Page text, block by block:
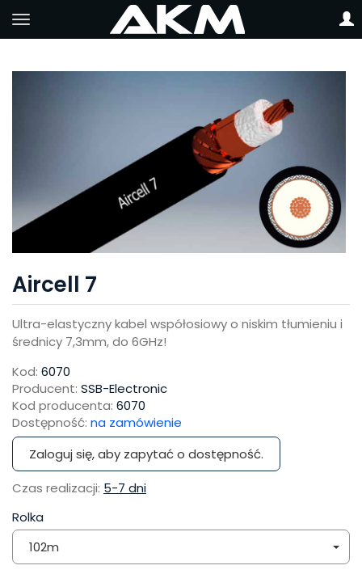
Aircell 7
Ultra-elastyczny kabel współosiowy o niskim tłumieniu i
średnicy 7,3mm, do 6GHz!
Kod: 6070
Producent: SSB-Electronic
Kod producenta: 6070
Dostępność: na zamówienie
Zaloguj się, aby zapytać o dostępność.
Czas realizacji: 5-7 dni
Rolka
102m